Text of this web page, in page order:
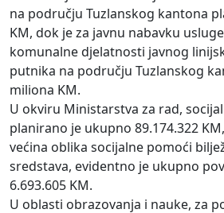
na području Tuzlanskog kantona
KM, dok je za javnu nabavku
komunalne djelatnosti javnog
putnika na području Tuzlanskog
miliona KM.
U okviru Ministarstva za rad,
planirano je ukupno 89.174.322
većina oblika socijalne pomoći
sredstava, evidentno je ukupno
6.693.605 KM.
U oblasti obrazovanja i nauke, za